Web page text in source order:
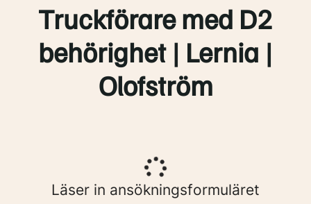
Truckförare med D2
behörighet | Lernia |
Olofström
Läser in ansökningsformuläret